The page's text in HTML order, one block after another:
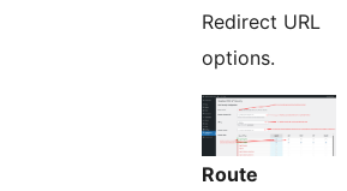
Redirect URL
options.
Route